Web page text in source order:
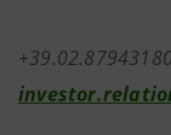
+39.02.87943180